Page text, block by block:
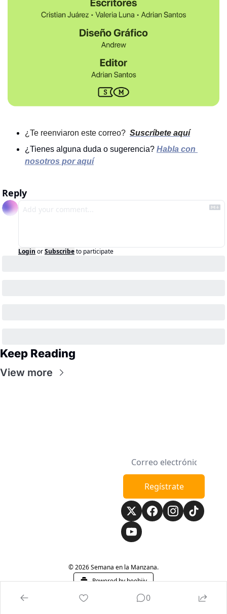
¿Te reenviaron este correo? Suscríbete aquí
¿Tienes alguna duda o sugerencia? Habla con
nosotros por aquí
Reply
Login orSubscribeto participate
Keep Reading
View more
Regístrate
© 2026 Semana en la Manzana.
Powered by beehiiv
0